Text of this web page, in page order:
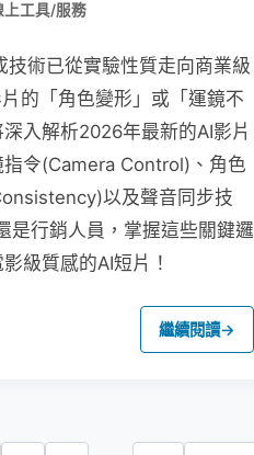
上工具/服務
術已從實驗性質走向商業級
的「角色變形」或「運鏡不
入解析2026年最新的AI影片
令(Camera Control)、角色
以及聲音同步技
是行銷人員，掌握這些關鍵邏
級質感的AI短片！
繼續閱讀→